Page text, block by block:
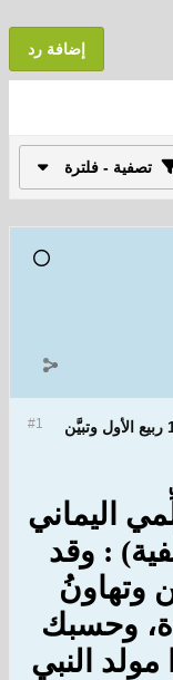
إضافة رد
تصفية - فلترة
أكثر المؤرخين قالوا أن مولد النبي 12 ربيع الأول وتبيَّن
اليماني
: وقد
وحسبك
النبي